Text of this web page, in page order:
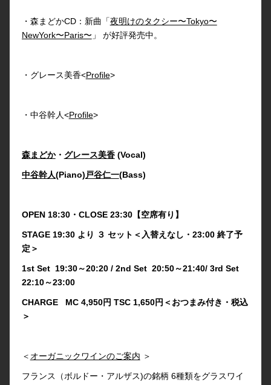
・森まどかCD：新曲「夜明けのタクシー〜Tokyo〜
NewYork〜Paris〜 」 が好評発売中。
・グレース美香<Profile>
・中谷幹人<Profile>
森まどか・ グレース美香(Vocal)
中谷幹人(Piano) 戸谷仁一(Bass)
OPEN 18:30・CLOSE 23:30【空席有り】
STAGE 19:30 より ３ セット＜入替えなし・23:00 終了予
定＞
1st Set 19:30～20:20 / 2nd Set 20:50～21:40/ 3rd Set
22:10～23:00
CHARGE MC 4,950円 TSC 1,650円＜おつまみ付き・税込
＞
＜ オーガニックワインのご案内 ＞
フランス（ボルドー・アルザス)の銘柄 6種類をグラスワイ